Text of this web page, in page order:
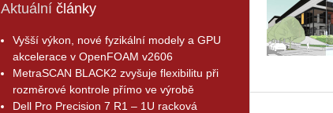
Aktuální články
Vyšší výkon, nové fyzikální modely a GPU
akcelerace v OpenFOAM v2606
MetraSCAN BLACK2 zvyšuje flexibilitu při
rozměrové kontrole přímo ve výrobě
Dell Pro Precision 7 R1 – 1U racková